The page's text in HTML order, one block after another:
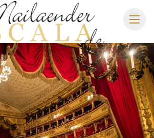
MAILÄNDER SCALA
SPIELPLAN 2026/2027
HOTELS